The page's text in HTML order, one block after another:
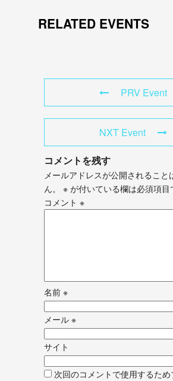
RELATED EVENTS
PRV Event
NXT Event
コメントを残す
メールアドレスが公開されること
ん。
※ が付いている欄は必須項目
コメント ※
名前 ※
メール ※
サイト
次回のコメントで使用するた